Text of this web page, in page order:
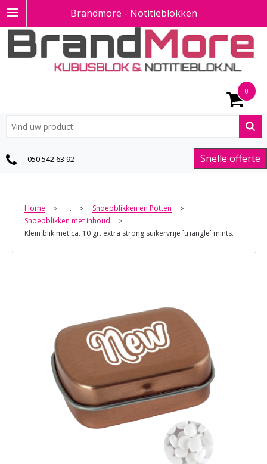
Brandmore - Notitieblokken
0
Snelle offerte
050 542 63 92
Home > ... > Snoepblikken en Potten >
Snoepblikken met inhoud >
Klein blik met ca. 10 gr. extra strong suikervrije `triangle` mints.